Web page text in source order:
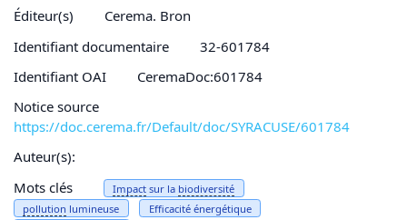
Éditeur(s)
Cerema. Bron
Identifiant documentaire
32-601784
Identifiant OAI
CeremaDoc:601784
Notice source
https://doc.cerema.fr/Default/doc/SYRACUSE/601784
Auteur(s):
Mots clés
Impact sur la biodiversité
pollution lumineuse
Efficacité énergétique